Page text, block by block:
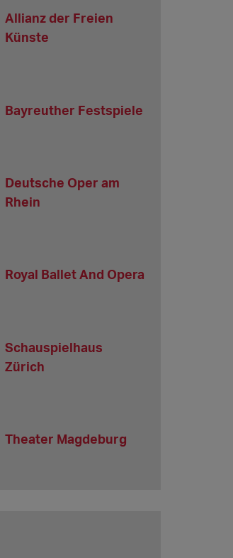
Allianz der Freien
Künste
Bayreuther Festspiele
Deutsche Oper am
Rhein
Royal Ballet And Opera
Schauspielhaus
Zürich
Theater Magdeburg